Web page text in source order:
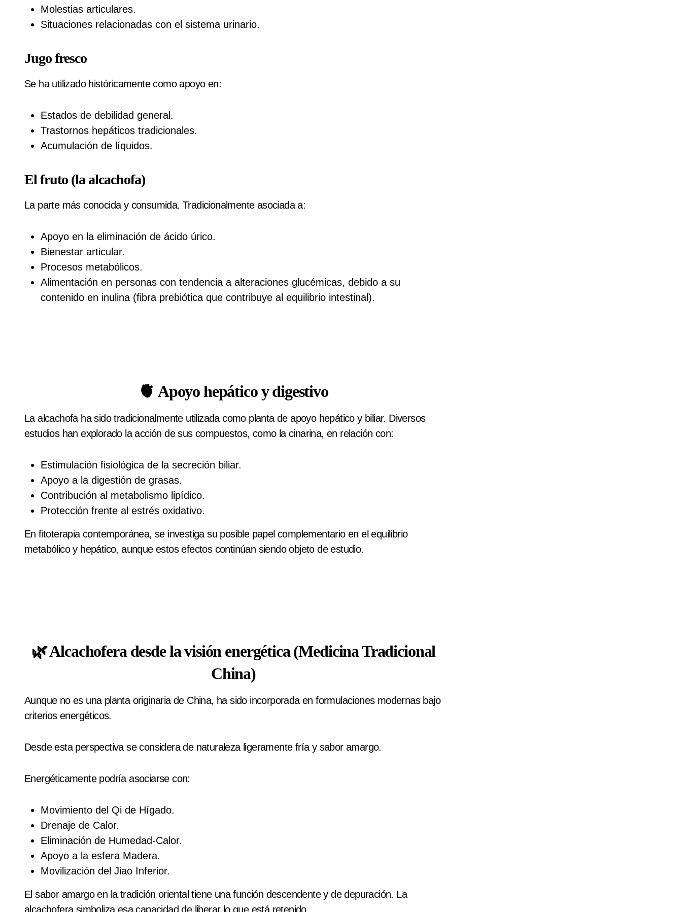
Molestias articulares.
Situaciones relacionadas con el sistema urinario.
Jugo fresco
Se ha utilizado históricamente como apoyo en:
Estados de debilidad general.
Trastornos hepáticos tradicionales.
Acumulación de líquidos.
El fruto (la alcachofa)
La parte más conocida y consumida. Tradicionalmente asociada a:
Apoyo en la eliminación de ácido úrico.
Bienestar articular.
Procesos metabólicos.
Alimentación en personas con tendencia a alteraciones glucémicas, debido a su
contenido en inulina (fibra prebiótica que contribuye al equilibrio intestinal).
🫀 Apoyo hepático y digestivo
La alcachofa ha sido tradicionalmente utilizada como planta de apoyo hepático y biliar. Diversos
estudios han explorado la acción de sus compuestos, como la cinarina, en relación con:
Estimulación fisiológica de la secreción biliar.
Apoyo a la digestión de grasas.
Contribución al metabolismo lipídico.
Protección frente al estrés oxidativo.
En fitoterapia contemporánea, se investiga su posible papel complementario en el equilibrio
metabólico y hepático, aunque estos efectos continúan siendo objeto de estudio.
🌿 Alcachofera desde la visión energética (Medicina Tradicional
China)
Aunque no es una planta originaria de China, ha sido incorporada en formulaciones modernas bajo
criterios energéticos.
Desde esta perspectiva se considera de naturaleza ligeramente fría y sabor amargo.
Energéticamente podría asociarse con:
Movimiento del Qi de Hígado.
Drenaje de Calor.
Eliminación de Humedad-Calor.
Apoyo a la esfera Madera.
Movilización del Jiao Inferior.
El sabor amargo en la tradición oriental tiene una función descendente y de depuración. La
alcachofera simboliza esa capacidad de liberar lo que está retenido.